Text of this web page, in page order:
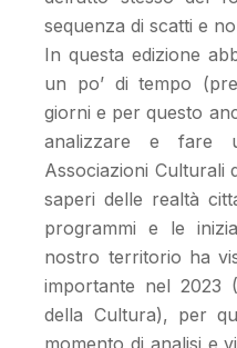
sequenza di scatti e
In questa edizione
un po’ di tempo
giorni e per questo
analizzare e fare
Associazioni Culturali
saperi delle realtà
programmi e le
nostro territorio ha
importante nel 2023
della Cultura), per
momento di analisi e